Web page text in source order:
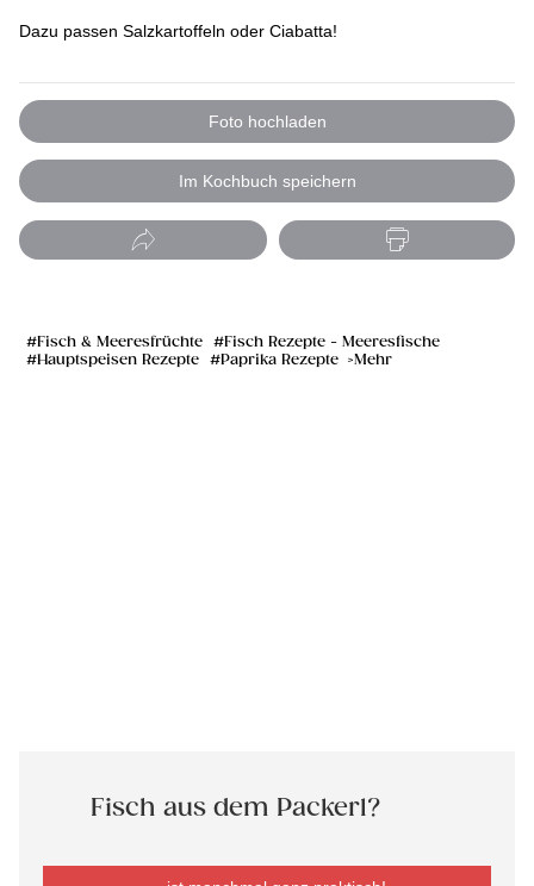
Dazu passen Salzkartoffeln oder Ciabatta!
Foto hochladen
Im Kochbuch speichern
Fisch & Meeresfrüchte
Fisch Rezepte - Meeresfische
Hauptspeisen Rezepte
Paprika Rezepte Mehr
Fisch aus dem Packerl?